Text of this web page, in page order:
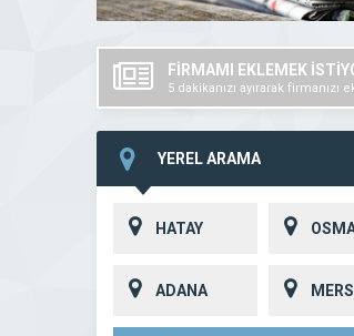
FİRMAMI EKLEMEK
5 dakikanızı ayırarak firmanızı
YEREL ARAMA
HATAY
ADANA